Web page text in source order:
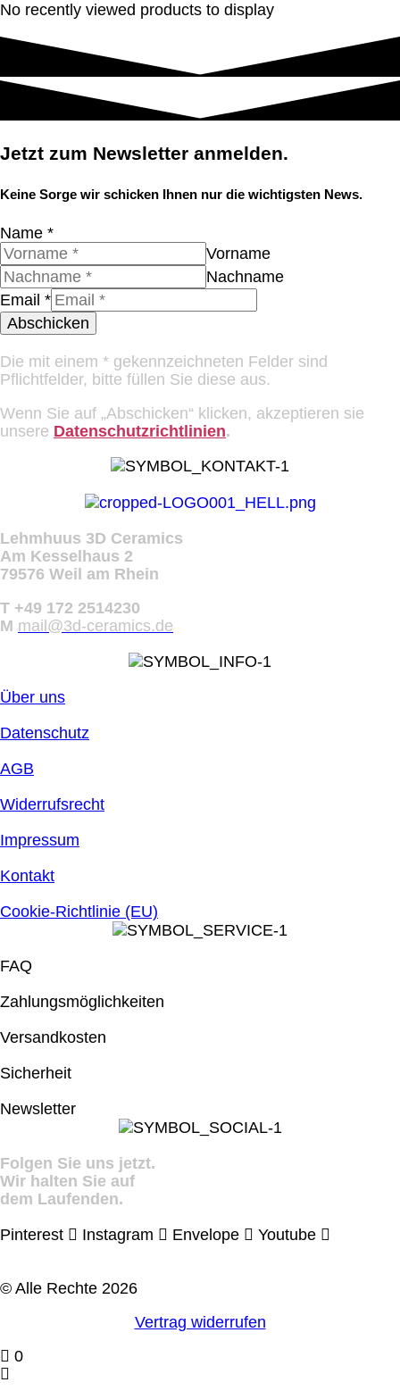
No recently viewed products to display
Jetzt zum Newsletter anmelden.
Keine Sorge wir schicken Ihnen nur die wichtigsten News.
Name *
Vorname
Nachname
Email *
Abschicken
Die mit einem * gekennzeichneten Felder sind
Pflichtfelder, bitte füllen Sie diese aus.
Wenn Sie auf „Abschicken“ klicken, akzeptieren sie
unsere Datenschutzrichtlinien.
Lehmhuus 3D Ceramics
Am Kesselhaus 2
79576 Weil am Rhein
T +49 172 2514230
M mail@3d-ceramics.de
Über uns
Datenschutz
AGB
Widerrufsrecht
Impressum
Kontakt
Cookie-Richtlinie (EU)
FAQ
Zahlungsmöglichkeiten
Versandkosten
Sicherheit
Newsletter
Folgen Sie uns jetzt.
Wir halten Sie auf
dem Laufenden.
Pinterest
Instagram Envelope Youtube
© Alle Rechte 2026
Vertrag widerrufen
0